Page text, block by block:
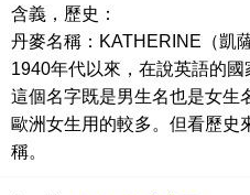
含義，歷史：
丹麥名稱：KATHERINE（凱
1940年代以來，在說英語的國
這個名字既是男生名也是女生
歐洲女生用的較多。但看歷史
稱。